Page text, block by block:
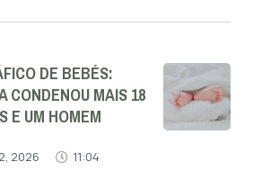
DE BEBÉS:
CONDENOU MAIS 18
E UM HOMEM
2026 11:04